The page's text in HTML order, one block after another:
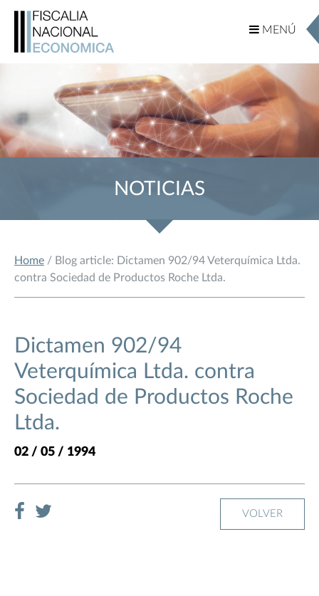
MENÚ
MENÚ
NOTICIAS
Home / Blog article: Dictamen 902/94 Veterquímica Ltda.
contra Sociedad de Productos Roche Ltda.
Dictamen 902/94
Veterquímica Ltda. contra
Sociedad de Productos Roche
Ltda.
02 / 05 / 1994
VOLVER